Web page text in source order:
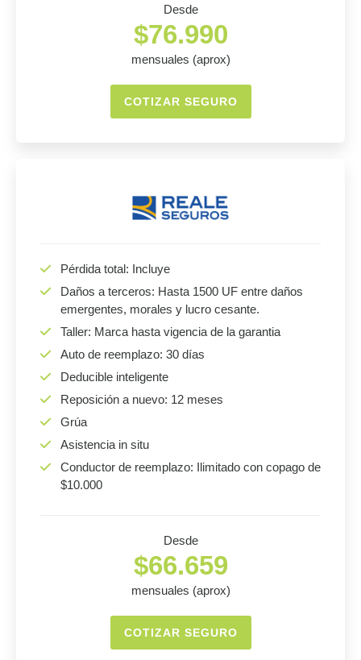
Desde
$76.990
mensuales (aprox)
COTIZAR SEGURO
Pérdida total: Incluye
Daños a terceros: Hasta 1500 UF entre daños
emergentes, morales y lucro cesante.
Taller: Marca hasta vigencia de la garantia
Auto de reemplazo: 30 días
Deducible inteligente
Reposición a nuevo: 12 meses
Grúa
Asistencia in situ
Conductor de reemplazo: Ilimitado con copago de
$10.000
Desde
$66.659
mensuales (aprox)
COTIZAR SEGURO